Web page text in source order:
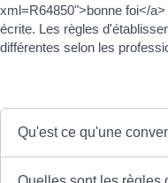
xml=R64850">bonne foi</
écrite. Les règles
différentes selon les
Qu'est ce qu'une